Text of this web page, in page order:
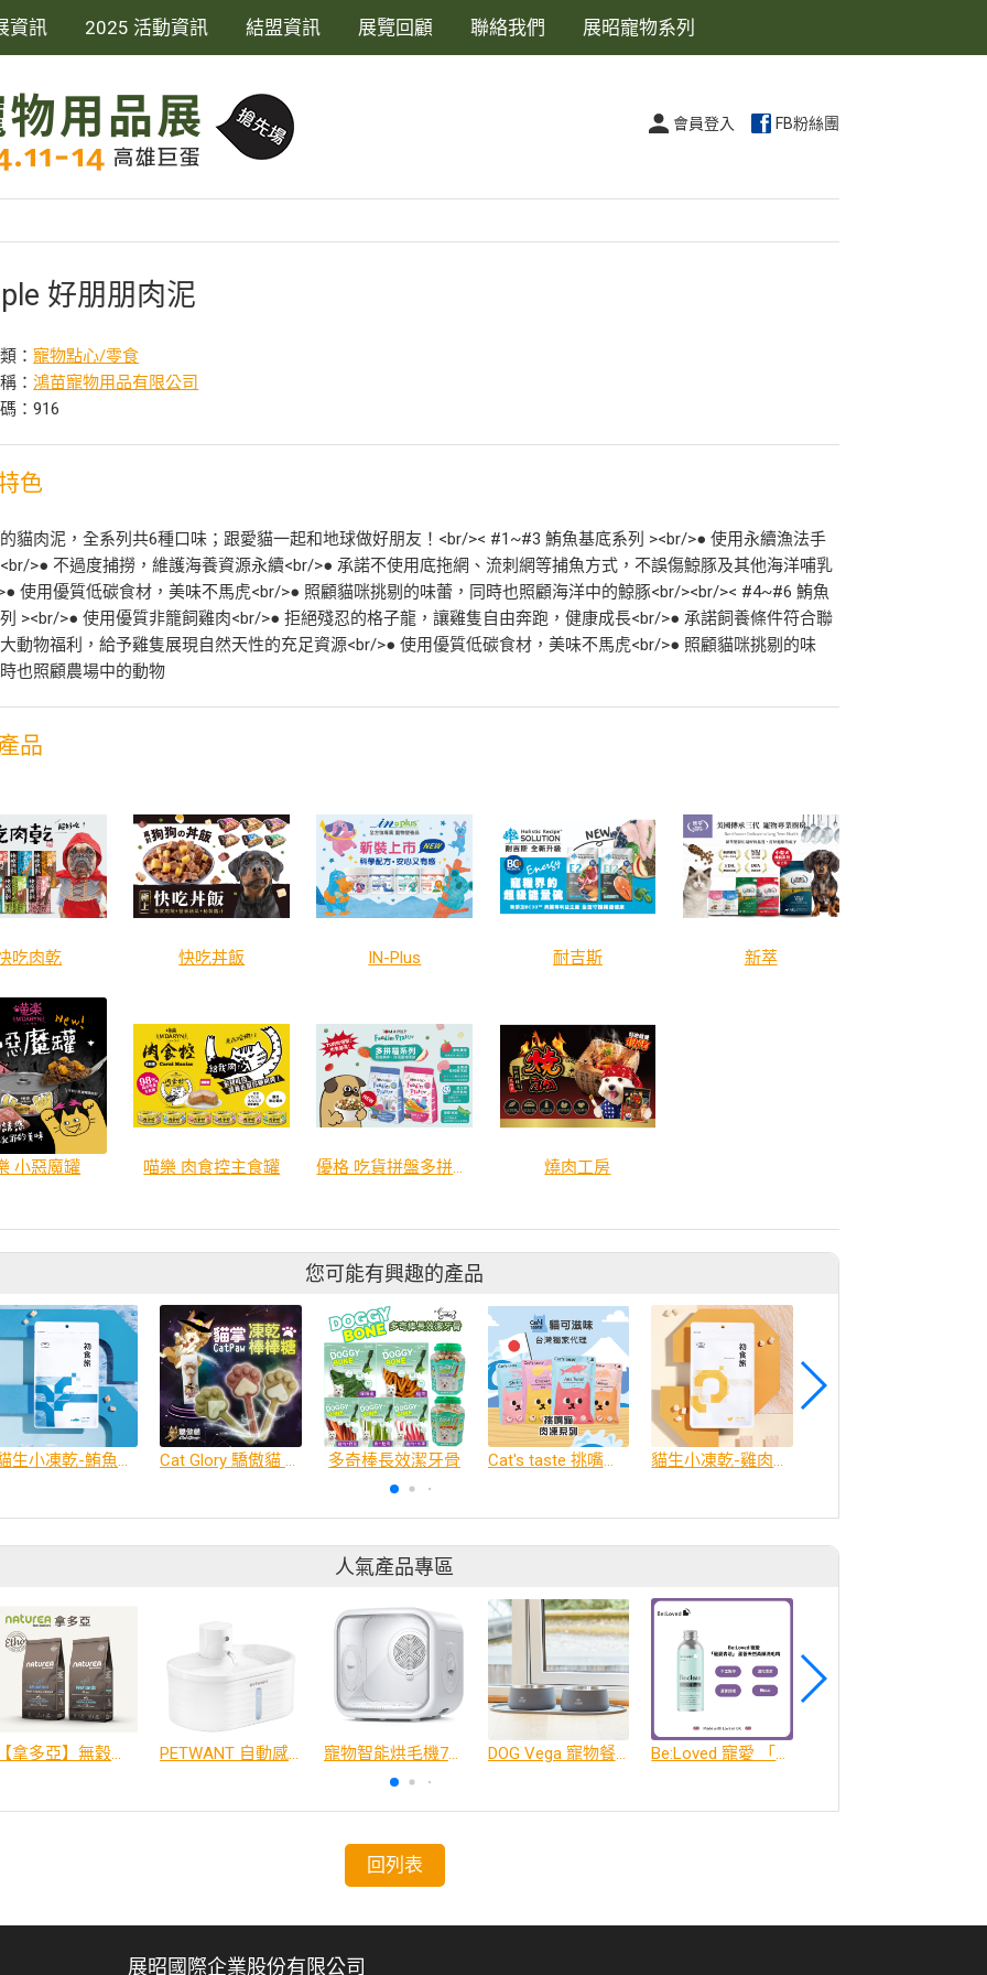
資訊 2025 活動資訊 結盟資訊 展覽回顧 聯絡我們 展昭寵物系列
會員登入 FB粉絲團
好朋朋肉泥
：寵物點心/零食
：鴻苗寵物用品有限公司
：916
色
貓肉泥，全系列共6種口味；跟愛貓一起和地球做好朋友！<br/>< #1~#3 鮪魚基底系列 ><br/>● 使用永續漁法手
>● 不過度捕撈，維護海養資源永續<br/>● 承諾不使用底拖網、流刺網等捕魚方式，不誤傷鯨豚及其他海洋哺乳
使用優質低碳食材，美味不馬虎<br/>● 照顧貓咪挑剔的味蕾，同時也照顧海洋中的鯨豚<br/><br/>< #4~#6 鮪魚
><br/>● 使用優質非籠飼雞肉<br/>● 拒絕殘忍的格子龍，讓雞隻自由奔跑，健康成長<br/>● 承諾飼養條件符合聯
動物福利，給予雞隻展現自然天性的充足資源<br/>● 使用優質低碳食材，美味不馬虎<br/>● 照顧貓咪挑剔的味
也照顧農場中的動物
品
吃肉乾 快吃丼飯 IN-Plus 耐吉斯 新萃
小惡魔罐 喵樂 肉食控主食罐 優格 吃貨拼盤多拼糧 系列 燒肉工房
您可能有興趣的產品
貓生小凍乾-鮪魚口味 Cat Glory 驕傲貓 貓掌凍乾棒棒糖 多奇棒長效潔牙骨 Cat's taste 挑嘴貓肉凍系列(4種口味) 貓生小凍乾-雞肉口味
人氣產品專區
【拿多亞】無穀低敏 犬糧 PETWANT 自動感應無線寵物飲水機 W4-L 寵物智能烘毛機75L DOG Vega 寵物餐碗、餐碗墊 Be:Loved 寵愛 「寵愛森活」 蘆薈天然柔順洗毛精
回列表
展昭國際企業股份有限公司